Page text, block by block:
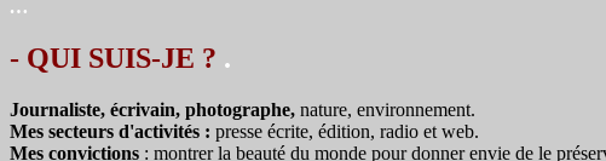
…
- QUI SUIS-JE ? .
Journaliste, écrivain, photographe, nature, environnement.
Mes secteurs d'activités : presse écrite, édition, radio et web.
Mes convictions : montrer la beauté du monde pour donner envie de le